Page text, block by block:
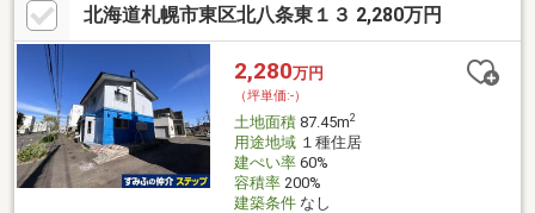
ンビニ、銀行、病院、学校、公園、飲食店が徒歩圏にあるので生
活住環境、子育て環境も良好な立地！■取引条件や物件詳細はお
気軽にご相談下さい。土地購入時の資金計算から住宅ローン、建
築メーカー選びに建物プランまでなんでもご相談下さい。相談は
無料です。皆様からの連絡お待ちしております。
北海道札幌市東区北八条東１３ 2,280万円
2,280万円
（坪単価:-）
土地面積87.45m2
用途地域１種住居
建ぺい率60%
容積率200%
建築条件なし